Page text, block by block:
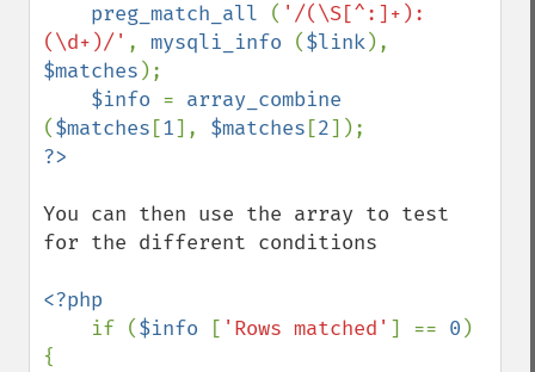
    preg_match_all
( '/(\S[^:]+):
(\d+)/' , mysqli_info ($link
$matches );
$info =
($matches [1], $matches [2
You can then use the array to test
for the different conditions
<?php
if ($info [ 'Rows matched' ] == 0 )
{